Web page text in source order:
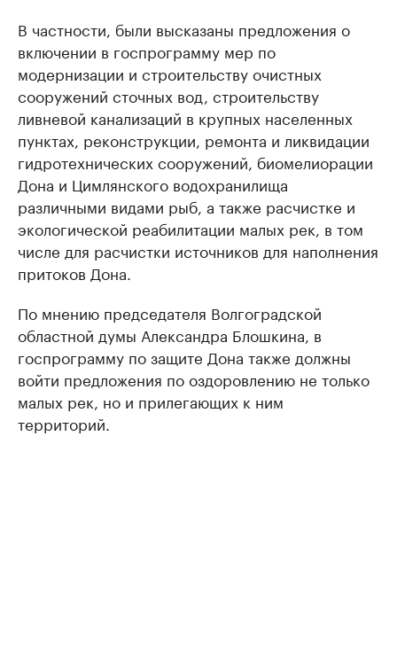
В частности, были высказаны предложения о
включении в госпрограмму мер по
модернизации и строительству очистных
сооружений сточных вод, строительству
ливневой канализаций в крупных населенных
пунктах, реконструкции, ремонта и ликвидации
гидротехнических сооружений, биомелиорации
Дона и Цимлянского водохранилища
различными видами рыб, а также расчистке и
экологической реабилитации малых рек, в том
числе для расчистки источников для наполнения
притоков Дона.
По мнению председателя Волгоградской
областной думы Александра Блошкина, в
госпрограмму по защите Дона также должны
войти предложения по оздоровлению не только
малых рек, но и прилегающих к ним
территорий.